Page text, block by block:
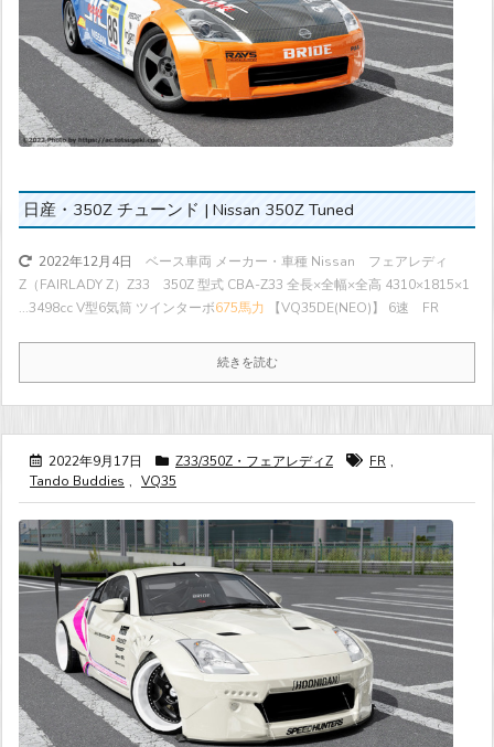
日産・350Z チューンド | Nissan 350Z Tuned
2022年12月4日
ベース車両 メーカー・車種 Nissan フェアレディ
Z（FAIRLADY Z）Z33 350Z 型式 CBA-Z33 全長×全幅×全高 4310×1815×1
...3498cc V型6気筒 ツインターボ675馬力 【VQ35DE(NEO)】 6速 FR
続きを読む
2022年9月17日 Z33/350Z・フェアレディZ FR ,
Tando Buddies , VQ35